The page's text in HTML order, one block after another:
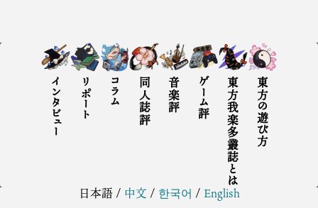
インタビュー リポート コラム 同人誌評 音楽評 ゲーム評 東方我楽多叢誌とは 東方の遊び方
日本語/ 中文 / 한국어 / English